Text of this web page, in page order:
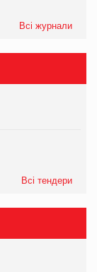
Всі журнали
Всі тендери